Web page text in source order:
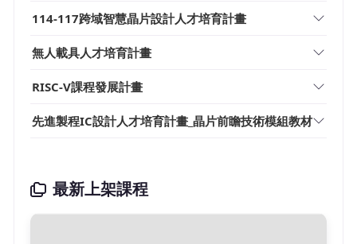
114-117跨域智慧晶片設計人才培育計畫
無人載具人才培育計畫
RISC-V課程發展計畫
先進製程IC設計人才培育計畫_晶片前瞻技術模組教材
最新上架課程